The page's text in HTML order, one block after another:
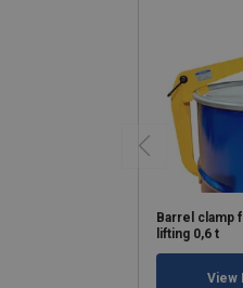
Barrel clamp
lifting 0,6 t
View